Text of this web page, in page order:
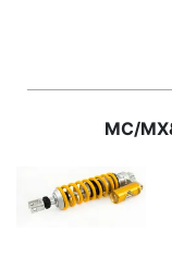
MC/